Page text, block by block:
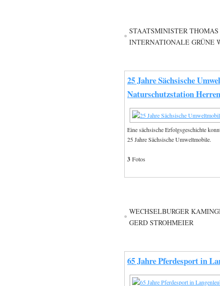
STAATSMINISTER
INTERNATIONALE GRÜNE
25 Jahre Sächsische
Naturschutzstation
Eine sächsische Erfolgsgeschichte
25 Jahre Sächsische Umweltmobile.
3 Fotos
WECHSELBURGER
GERD STROHMEIER
65 Jahre Pferdesport in